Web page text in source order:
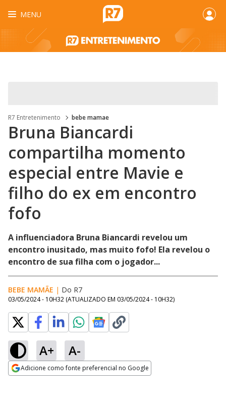
MENU
R7 Entretenimento bebe mamae
Bruna Biancardi
compartilha momento
especial entre Mavie e
filho do ex em encontro
fofo
A influenciadora Bruna Biancardi revelou um
encontro inusitado, mas muito fofo! Ela revelou o
encontro de sua filha com o jogador...
BEBE MAMÃE | Do R7
03/05/2024 - 10H32 (ATUALIZADO EM 03/05/2024 - 10H32)
A+ A-
Adicione como fonte preferencial no Google